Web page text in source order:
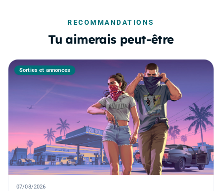
RECOMMANDATIONS
Tu aimerais peut-être
Sorties et annonces
07/08/2026